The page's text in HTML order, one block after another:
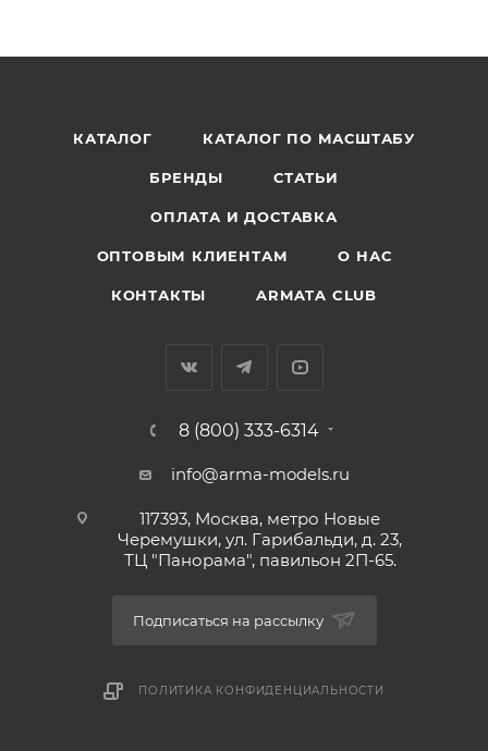
КАТАЛОГ КАТАЛОГ ПО МАСШТАБУ
БРЕНДЫ СТАТЬИ
ОПЛАТА И ДОСТАВКА
ОПТОВЫМ КЛИЕНТАМ О НАС
КОНТАКТЫ ARMATA CLUB
8 (800) 333-6314
info@arma-models.ru
117393, Москва, метро Новые
Черемушки, ул. Гарибальди, д. 23,
ТЦ "Панорама", павильон 2П-65.
Подписаться на рассылку
ПОЛИТИКА КОНФИДЕНЦИАЛЬНОСТИ